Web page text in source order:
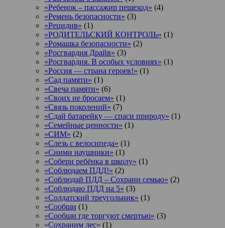
«Ребенок – пассажир пешеход» (4)
«Ремень безопасности» (3)
«Рецидив» (1)
«РОДИТЕЛЬСКИЙ КОНТРОЛЬ» (1)
«Ромашка безопасности» (2)
«Росгвардия Драйв» (3)
«Росгвардия. В особых условиях» (1)
«Россия — страна героев!» (1)
«Сад памяти» (1)
«Свеча памяти» (6)
«Своих не бросаем» (1)
«Связь поколений» (7)
«Сдай батарейку — спаси природу» (1)
«Семейные ценности» (1)
«СИМ» (2)
«Слезь с велосипеда» (1)
«Сними наушники» (1)
«Собери ребёнка в школу» (1)
«Соблюдаем ПДД!» (2)
«Соблюдай ПДД – Сохрани семью» (2)
«Соблюдаю ПДД на 5» (3)
«Солдатский треугольник» (1)
«Сообщи (1)
«Сообщи где торгуют смертью» (3)
«Сохраним лес» (1)